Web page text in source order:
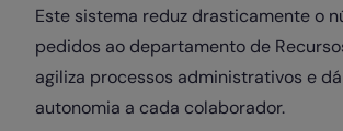
Este sistema reduz drasticamente o
pedidos ao departamento de
agiliza processos administrativos e
autonomia a cada colaborador.